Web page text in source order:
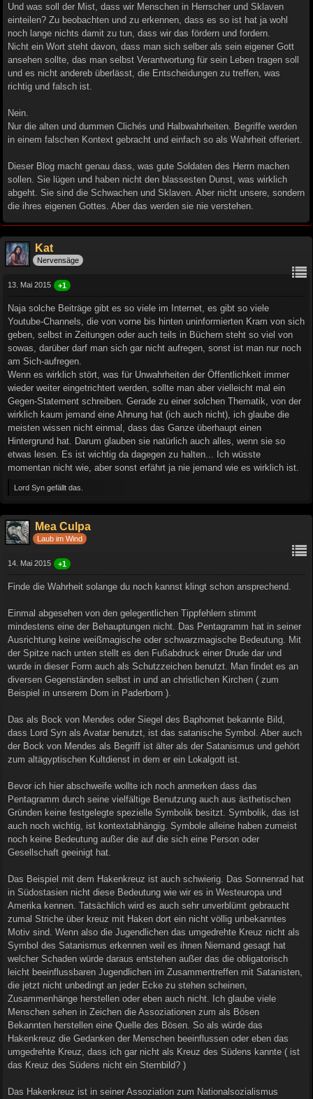
Und was soll der Mist, dass wir Menschen in Herrscher und Sklaven
einteilen? Zu beobachten und zu erkennen, dass es so ist hat ja wohl
noch lange nichts damit zu tun, dass wir das fördern und fordern.
Nicht ein Wort steht davon, dass man sich selber als sein eigener Gott
ansehen sollte, das man selbst Verantwortung für sein Leben tragen soll
und es nicht andereb überlässt, die Entscheidungen zu treffen, was
richtig und falsch ist.
Nein.
Nur die alten und dummen Clichés und Halbwahrheiten. Begriffe werden
in einem falschen Kontext gebracht und einfach so als Wahrheit offeriert.
Dieser Blog macht genau dass, was gute Soldaten des Herrn machen
sollen. Sie lügen und haben nicht den blassesten Dunst, was wirklich
abgeht. Sie sind die Schwachen und Sklaven. Aber nicht unsere, sondern
die ihres eigenen Gottes. Aber das werden sie nie verstehen.
Kat
Nervensäge
13. Mai 2015 +1
Naja solche Beiträge gibt es so viele im Internet, es gibt so viele
Youtube-Channels, die von vorne bis hinten uninformierten Kram von sich
geben, selbst in Zeitungen oder auch teils in Büchern steht so viel von
sowas, darüber darf man sich gar nicht aufregen, sonst ist man nur noch
am Sich-aufregen.
Wenn es wirklich stört, was für Unwahrheiten der Öffentlichkeit immer
wieder weiter eingetrichtert werden, sollte man aber vielleicht mal ein
Gegen-Statement schreiben. Gerade zu einer solchen Thematik, von der
wirklich kaum jemand eine Ahnung hat (ich auch nicht), ich glaube die
meisten wissen nicht einmal, dass das Ganze überhaupt einen
Hintergrund hat. Darum glauben sie natürlich auch alles, wenn sie so
etwas lesen. Es ist wichtig da dagegen zu halten... Ich wüsste
momentan nicht wie, aber sonst erfährt ja nie jemand wie es wirklich ist.
Lord Syn gefällt das.
Mea Culpa
Laub im Wind
14. Mai 2015 +1
Finde die Wahrheit solange du noch kannst klingt schon ansprechend.
Einmal abgesehen von den gelegentlichen Tippfehlern stimmt
mindestens eine der Behauptungen nicht. Das Pentagramm hat in seiner
Ausrichtung keine weißmagische oder schwarzmagische Bedeutung. Mit
der Spitze nach unten stellt es den Fußabdruck einer Drude dar und
wurde in dieser Form auch als Schutzzeichen benutzt. Man findet es an
diversen Gegenständen selbst in und an christlichen Kirchen ( zum
Beispiel in unserem Dom in Paderborn ).
Das als Bock von Mendes oder Siegel des Baphomet bekannte Bild,
dass Lord Syn als Avatar benutzt, ist das satanische Symbol. Aber auch
der Bock von Mendes als Begriff ist älter als der Satanismus und gehört
zum altägyptischen Kultdienst in dem er ein Lokalgott ist.
Bevor ich hier abschweife wollte ich noch anmerken dass das
Pentagramm durch seine vielfältige Benutzung auch aus ästhetischen
Gründen keine festgelegte spezielle Symbolik besitzt. Symbolik, das ist
auch noch wichtig, ist kontextabhängig. Symbole alleine haben zumeist
noch keine Bedeutung außer die auf die sich eine Person oder
Gesellschaft geeinigt hat.
Das Beispiel mit dem Hakenkreuz ist auch schwierig. Das Sonnenrad hat
in Südostasien nicht diese Bedeutung wie wir es in Westeuropa und
Amerika kennen. Tatsächlich wird es auch sehr unverblümt gebraucht
zumal Striche über kreuz mit Haken dort ein nicht völlig unbekanntes
Motiv sind. Wenn also die Jugendlichen das umgedrehte Kreuz nicht als
Symbol des Satanismus erkennen weil es ihnen Niemand gesagt hat
welcher Schaden würde daraus entstehen außer das die obligatorisch
leicht beeinflussbaren Jugendlichen im Zusammentreffen mit Satanisten,
die jetzt nicht unbedingt an jeder Ecke zu stehen scheinen,
Zusammenhänge herstellen oder eben auch nicht. Ich glaube viele
Menschen sehen in Zeichen die Assoziationen zum als Bösen
Bekannten herstellen eine Quelle des Bösen. So als würde das
Hakenkreuz die Gedanken der Menschen beeinflussen oder eben das
umgedrehte Kreuz, dass ich gar nicht als Kreuz des Südens kannte ( ist
das Kreuz des Südens nicht ein Sternbild? )
Das Hakenkreuz ist in seiner Assoziation zum Nationalsozialismus